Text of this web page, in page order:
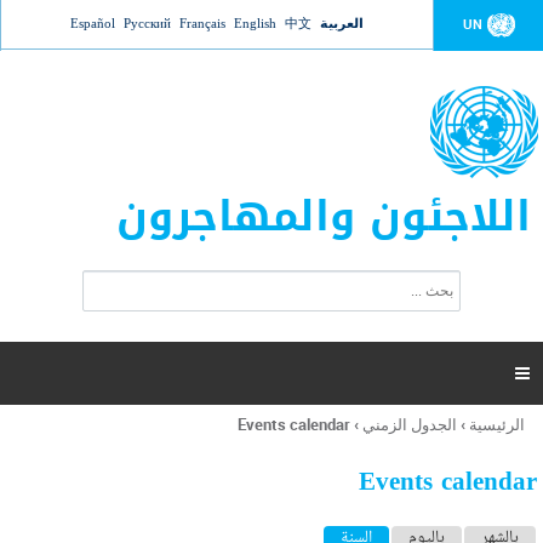
Jump to navigation UN العربية 中文
English
Français
Русский
Español
اللاجئون والمهاجرون
ت
ر
ل
ح
ب

أنت
هنا
الرئيسية › الجدول الزمني ›
Events calendar
Events calendar